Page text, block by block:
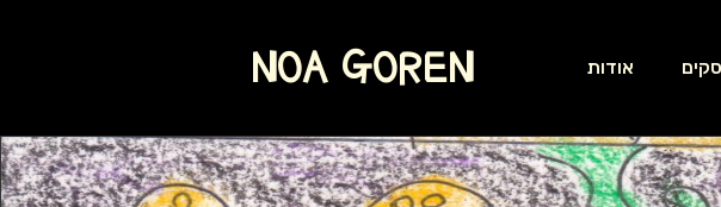
אודות NOA GOREN